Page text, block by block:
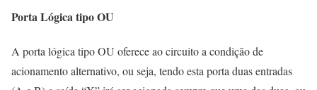
Porta Lógica tipo OU
A porta lógica tipo OU oferece ao circuito a condição de
acionamento alternativo, ou seja, tendo esta porta duas entradas